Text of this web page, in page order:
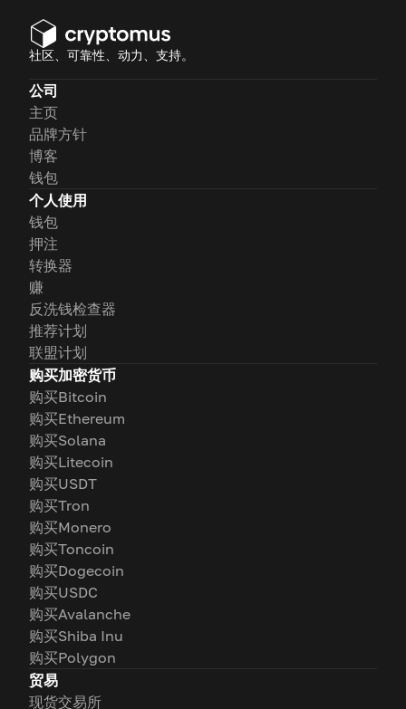
社区、可靠性、动力、支持。
公司
主页
品牌方针
博客
钱包
个人使用
钱包
押注
转换器
赚
反洗钱检查器
推荐计划
联盟计划
购买加密货币
购买Bitcoin
购买Ethereum
购买Solana
购买Litecoin
购买USDT
购买Tron
购买Monero
购买Toncoin
购买Dogecoin
购买USDC
购买Avalanche
购买Shiba Inu
购买Polygon
贸易
现货交易所